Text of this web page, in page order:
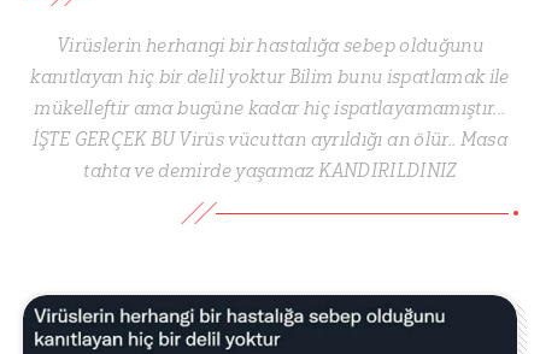
Virüslerin herhangi bir hastalığa sebep olduğunu
kanıtlayan hiç bir delil yoktur Bilim bunu ispatlamak ile
mükelleftir ama bugüne kadar hiç ispatlayamamıştır...
İŞTE GERÇEK BU Virüs vücuttan ayrıldığı an ölür.. Masa
tahta ve demirde yaşamaz KANDIRILDINIZ